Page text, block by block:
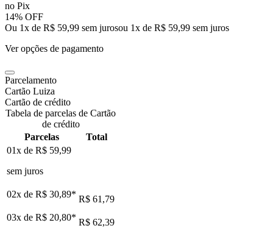
no Pix
14% OFF
Ou 1x de R$ 59,99 sem jurosou 1x de R$ 59,99 sem juros
Ver opções de pagamento
Parcelamento
Cartão Luiza
Cartão de crédito
Tabela de parcelas de Cartão
de crédito
Parcelas
Total
01x de R$ 59,99
sem juros
02x de R$ 30,89* R$ 61,79
03x de R$ 20,80* R$ 62,39